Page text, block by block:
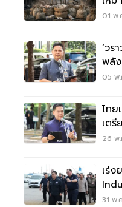
01 พ.
‘วร
พลัง
เคร
05 พ
ไทย
เต
AI-
26 พ
เร่
เศร
31 พ.